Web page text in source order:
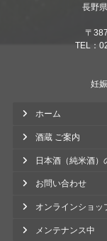
長野
〒
TEL：
妊
ホーム
酒蔵 ご案内
日本酒（純米酒）
お問い合わせ
オンラインショッ
メンテナンス中